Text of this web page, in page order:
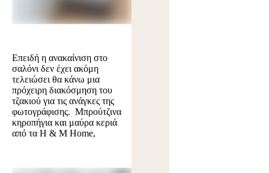
Επειδή η ανακαίνιση στο
σαλόνι δεν έχει ακόμη
τελειώσει θα κάνω μια
πρόχειρη διακόσμηση του
τζακιού για τις ανάγκες της
φωτογράφισης. Μπρούτζινα
κηροπήγια και μαύρα κεριά
από τα Η & Μ Home,